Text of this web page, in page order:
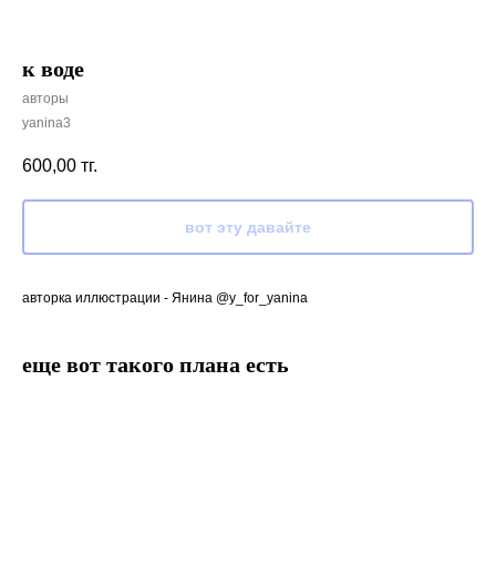
к воде
авторы
yanina3
600,00 тг.
вот эту давайте
авторка иллюстрации - Янина @y_for_yanina
еще вот такого плана есть